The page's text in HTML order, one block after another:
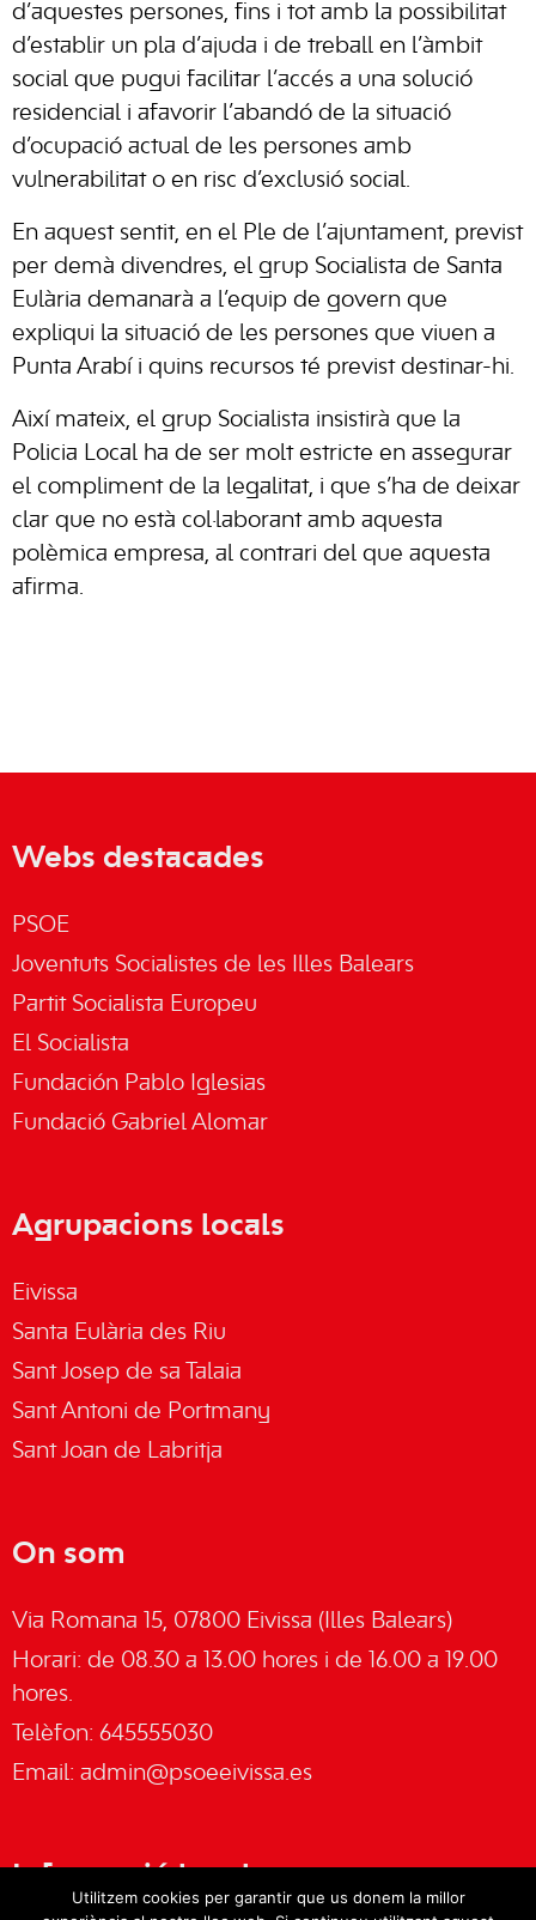
d’aquestes persones, fins i tot amb la possibilitat
d’establir un pla d’ajuda i de treball en l’àmbit
social que pugui facilitar l’accés a una solució
residencial i afavorir l’abandó de la situació
d’ocupació actual de les persones amb
vulnerabilitat o en risc d’exclusió social.
En aquest sentit, en el Ple de l’ajuntament, previst
per demà divendres, el grup Socialista de Santa
Eulària demanarà a l’equip de govern que
expliqui la situació de les persones que viuen a
Punta Arabí i quins recursos té previst destinar-hi.
Així mateix, el grup Socialista insistirà que la
Policia Local ha de ser molt estricte en assegurar
el compliment de la legalitat, i que s’ha de deixar
clar que no està col·laborant amb aquesta
polèmica empresa, al contrari del que aquesta
afirma.
Webs destacades
PSOE
Joventuts Socialistes de les Illes Balears
Partit Socialista Europeu
El Socialista
Fundación Pablo Iglesias
Fundació Gabriel Alomar
Agrupacions locals
Eivissa
Santa Eulària des Riu
Sant Josep de sa Talaia
Sant Antoni de Portmany
Sant Joan de Labritja
On som
Via Romana 15, 07800 Eivissa (Illes Balears)
Horari: de 08.30 a 13.00 hores i de 16.00 a 19.00
hores.
Telèfon: 645555030
Email: admin@psoeeivissa.es
Informació legal
Utilitzem cookies per garantir que us donem la millor